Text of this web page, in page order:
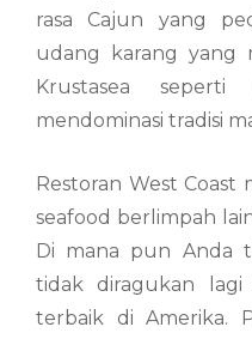
rasa Cajun yang
udang karang yang
Krustasea
mendominasi tradisi
Restoran West Coast
seafood berlimpah
Di mana pun Anda
tidak diragukan lagi
terbaik di Amerika.